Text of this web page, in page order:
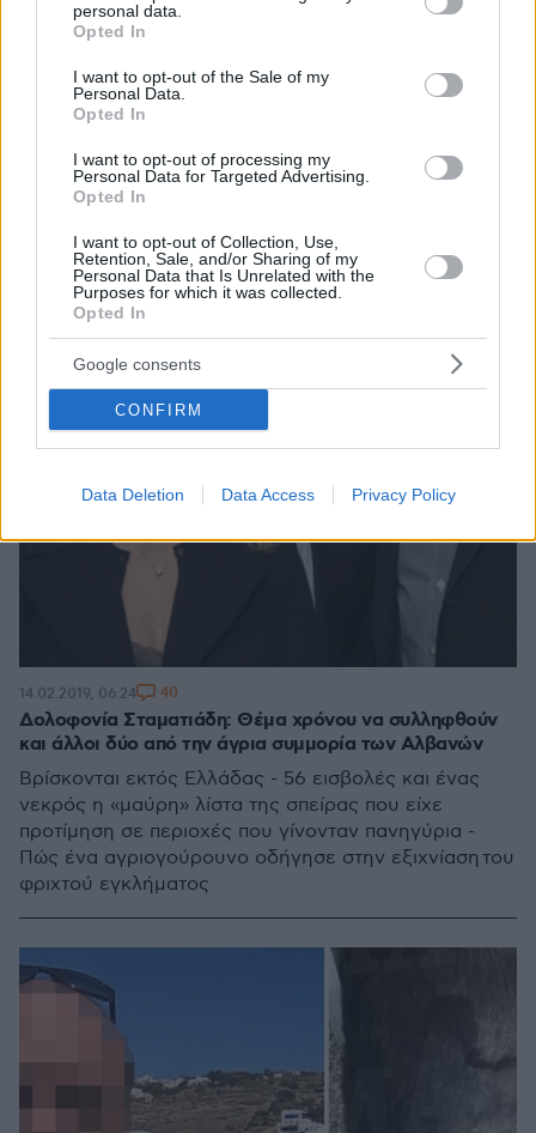
grant or deny consent to Google and its third-party tags to
use your data for below specified purposes in below Google
consent section.
personal data.
Opted In
I want to opt-out of the Sale of my
Personal Data.
Opted In
I want to opt-out of processing my
Personal Data for Targeted Advertising.
Opted In
I want to opt-out of Collection, Use,
Retention, Sale, and/or Sharing of my
Personal Data that Is Unrelated with the
Purposes for which it was collected.
Opted In
Google consents
CONFIRM
Data Deletion Data Access Privacy Policy
Εκφράζει τις ευχαριστίες της στην διοίκηση, τους
Αστυνομίας για την πολύμηνη, συστηματική εργασία
Δολοφονία Σταματιάδη: Θέμα χρόνου να συλληφθούν
και άλλοι δύο από την άγρια συμμορία των Αλβανών
Βρίσκονται εκτός Ελλάδας - 56 εισβολές και ένας
νεκρός η «μαύρη» λίστα της σπείρας που είχε
προτίμηση σε περιοχές που γίνονταν πανηγύρια -
Πώς ένα αγριογούρουνο οδήγησε στην εξιχνίαση του
φριχτού εγκλήματος
14.02.2019, 06:24 40